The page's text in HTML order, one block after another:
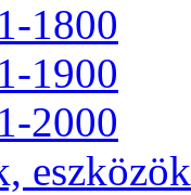
1800
1900
2000
esz­kö­zök